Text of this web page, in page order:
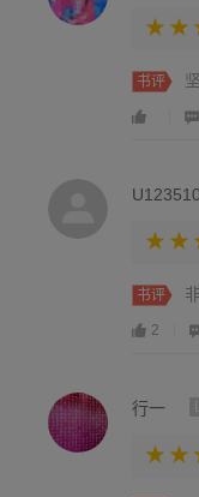
书评
书评
2
行一